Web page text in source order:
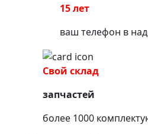
15 лет
ваш телефон в
Свой склад
запчастей
более 1000